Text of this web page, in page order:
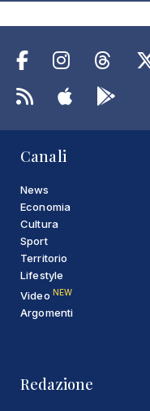
Canali
News
Economia
Cultura
Sport
Territorio
Lifestyle
Video NEW
Argomenti
Redazione